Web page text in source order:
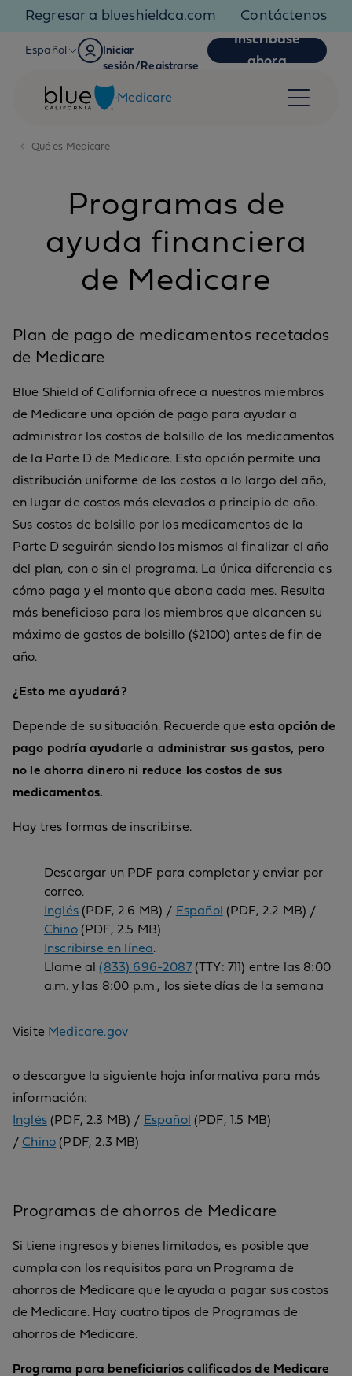
Skip to content
Regresar a blueshieldca.com Contáctenos
Español
Iniciar
sesión/Registrarse
Inscríbase
ahora
Medicare
Qué es Medicare
Programas de
ayuda financiera
de Medicare
Plan de pago de medicamentos recetados
de Medicare
Blue Shield of California ofrece a nuestros miembros
de Medicare una opción de pago para ayudar a
administrar los costos de bolsillo de los medicamentos
de la Parte D de Medicare. Esta opción permite una
distribución uniforme de los costos a lo largo del año,
en lugar de costos más elevados a principio de año.
Sus costos de bolsillo por los medicamentos de la
Parte D seguirán siendo los mismos al finalizar el año
del plan, con o sin el programa. La única diferencia es
cómo paga y el monto que abona cada mes. Resulta
más beneficioso para los miembros que alcancen su
máximo de gastos de bolsillo ($2100) antes de fin de
año.
¿Esto me ayudará?
Depende de su situación. Recuerde queesta opción de
pago podría ayudarle a administrar sus gastos, pero
no le ahorra dinero ni reduce los costos de sus
medicamentos.
Hay tres formas de inscribirse.
Descargar un PDF para completar y enviar por
correo.
Inglés(PDF, 2.6 MB) / Español (PDF, 2.2 MB) /
Chino(PDF, 2.5 MB)
Inscribirse en línea.
Llame al(833) 696-2087(TTY: 711) entre las 8:00
a.m. y las 8:00 p.m., los siete días de la semana
Visite Medicare.gov
o descargue la siguiente hoja informativa para más
información:
Inglés(PDF, 2.3 MB) / Español (PDF, 1.5 MB)
/ Chino (PDF, 2.3 MB)
Programas de ahorros de Medicare
Si tiene ingresos y bienes limitados, es posible que
cumpla con los requisitos para un Programa de
ahorros de Medicare que le ayuda a pagar sus costos
de Medicare. Hay cuatro tipos de Programas de
ahorros de Medicare.
Programa para beneficiarios calificados de Medicare